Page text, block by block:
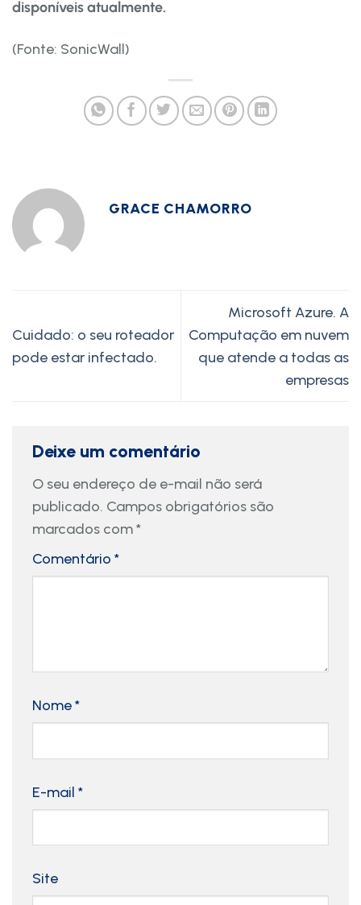
disponíveis atualmente.
(Fonte: SonicWall)
GRACE CHAMORRO
Cuidado: o seu roteador
pode estar infectado.
Microsoft Azure. A
Computação em nuvem
que atende a todas as
empresas
Deixe um comentário
O seu endereço de e-mail não será
publicado. Campos obrigatórios são
marcados com*
Comentário *
Nome*
E-mail *
Site